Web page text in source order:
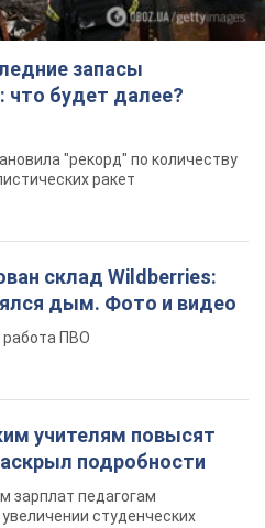
запасы
что будет далее?
"рекорд" по количеству
ракет
склад Wildberries:
дым. Фото и видео
работа ПВО
учителям повысят
подробности
зарплат педагогам
студенческих